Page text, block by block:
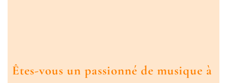
Êtes-vous un passionné de musique à